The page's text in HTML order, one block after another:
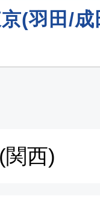
西)
東京(
(羽田/